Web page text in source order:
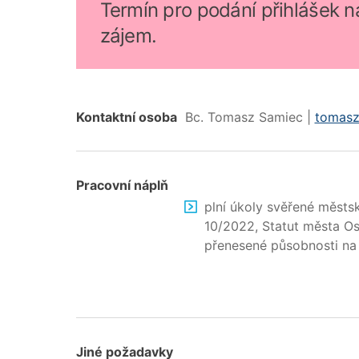
Termín pro podání přihlášek
zájem.
Kontaktní osoba Bc. Tomasz Samiec |
Pracovní náplň
plní úkoly svěřené
10/2022, Statut města
přenesené působnosti
Jiné požadavky